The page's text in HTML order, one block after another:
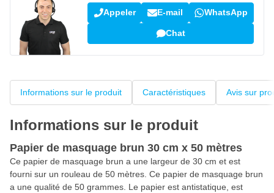
Appeler E-mail WhatsApp
Chat
Informations sur le produit Caractéristiques Avis sur
Informations sur le produit
Papier de masquage brun 30 cm x 50 mètres
Ce papier de masquage brun a une largeur de 30 cm et est
fourni sur un rouleau de 50 mètres. Ce papier de masquage brun
a une qualité de 50 grammes. Le papier est antistatique, est